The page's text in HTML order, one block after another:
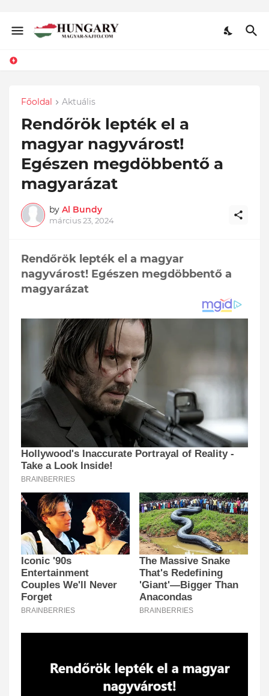
Főoldal Aktuális
Rendőrök lepték el a
magyar nagyvárost!
Egészen megdöbbentő a
magyarázat
by Al Bundy
március 23, 2024
Rendőrök lepték el a magyar
nagyvárost! Egészen megdöbbentő a
magyarázat